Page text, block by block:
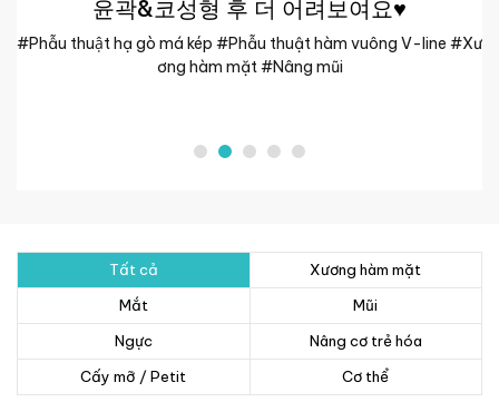
윤곽&코성형 후 더 어려보여요♥
#Phẫu thuật hạ gò má kép #Phẫu thuật hàm vuông V-line #Xư
ơng hàm mặt #Nâng mũi
Tất cả
Xương hàm mặt
Mắt
Mũi
Ngực
Nâng cơ trẻ hóa
Cấy mỡ / Petit
Cơ thể